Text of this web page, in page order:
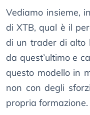
Vediamo insieme,
di XTB, qual è il
di un trader di alto
da quest’ultimo e
questo modello in
non con degli
propria formazione.